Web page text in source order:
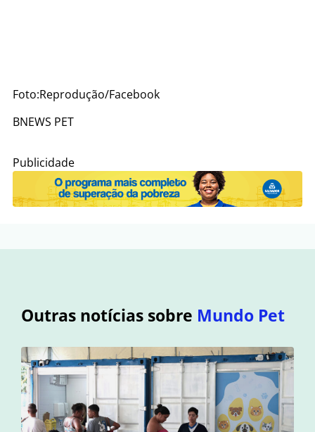
Foto:Reprodução/Facebook
BNEWS PET
Publicidade
Outras notícias sobre Mundo Pet